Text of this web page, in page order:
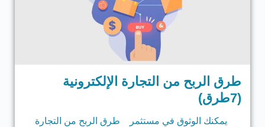
طرق الربح من التجارة الإلكترونية
(7طرق)
يمكنك الوثوق في مستثمر طرق الربح من التجارة